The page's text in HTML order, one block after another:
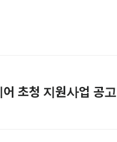
초청 지원사업 공고